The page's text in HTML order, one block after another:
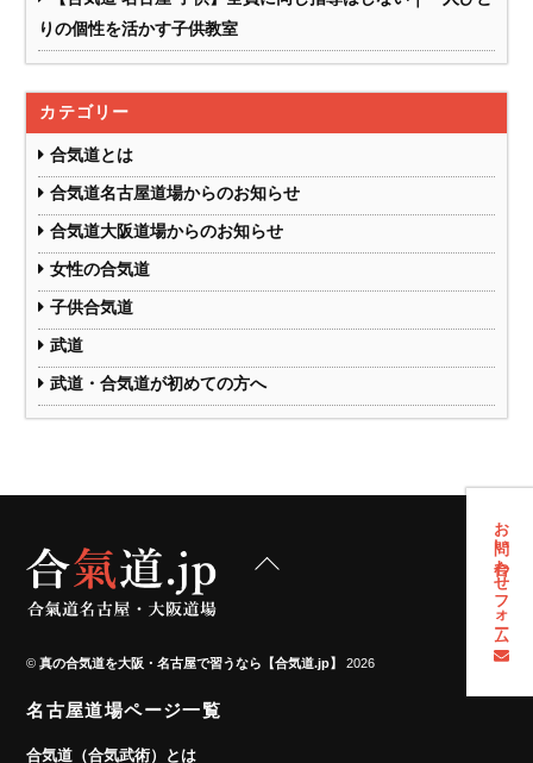
お問い合わせフォーム
りの個性を活かす子供教室
カテゴリー
合気道とは
合気道名古屋道場からのお知らせ
合気道大阪道場からのお知らせ
女性の合気道
子供合気道
武道
武道・合気道が初めての方へ
Back
©真の合気道を大阪・名古屋で習うなら【合気道.jp】 2026
名古屋道場ページ一覧
合気道（合気武術）とは